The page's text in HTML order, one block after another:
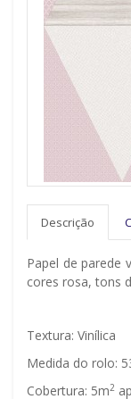
Descrição
Papel de parede
cores rosa, tons
Textura: Vinílica
Medida do rolo:
Cobertura: 5m2